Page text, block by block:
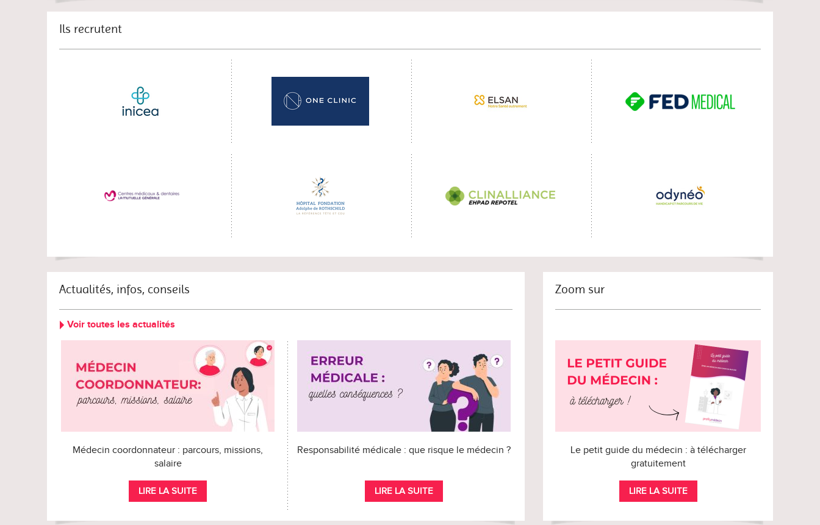
Ils recrutent
Actualités, infos, conseils
Voir toutes les actualités
Médecin coordonnateur : parcours, missions,
salaire
LIRE LA SUITE
Responsabilité médicale : que risque le médecin ?
LIRE LA SUITE
Zoom sur
Le petit guide du médecin : à télécharger
gratuitement
LIRE LA SUITE